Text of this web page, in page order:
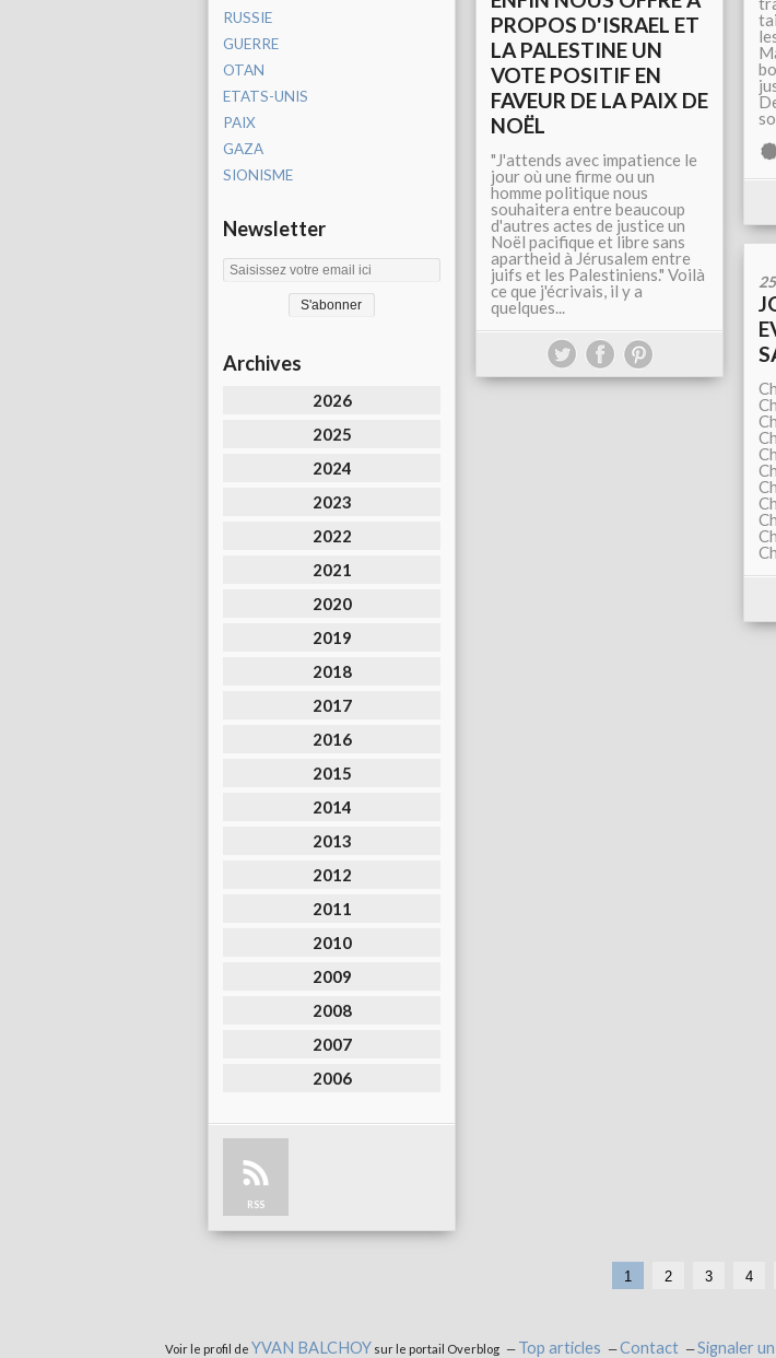
RUSSIE
GUERRE
OTAN
ETATS-UNIS
PAIX
GAZA
SIONISME
Newsletter
Archives
2026
2025
2024
2023
2022
2021
2020
2019
2018
2017
2016
2015
2014
2013
2012
2011
2010
2009
2008
2007
2006
RSS
PROPOS D'ISRAEL ET
LA PALESTINE UN
VOTE POSITIF EN
FAVEUR DE LA PAIX DE
NOËL
"J'attends avec impatience le
jour où une firme ou un
homme politique nous
souhaitera entre beaucoup
d'autres actes de justice un
Noël pacifique et libre sans
apartheid à Jérusalem entre
juifs et les Palestiniens." Voilà
ce que j'écrivais, il y a
quelques...
1 2 3 4
Voir le profil de YVAN BALCHOY sur le portail Overblog Top articles Contact Signaler